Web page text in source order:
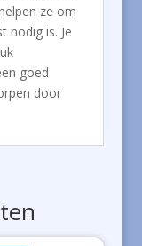
ze om
nodig is. Je
goed
door